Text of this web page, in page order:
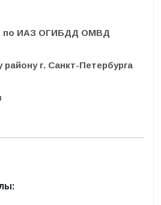
по ИАЗ ОГИБДД ОМВД
г. Санкт-Петербурга